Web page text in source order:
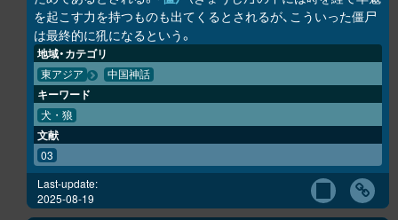
を起こす力を持つものも出てくるとされるが、こういった僵尸
は最終的に犼になるという。
地域・カテゴリ
東アジア 中国神話
キーワード
犬・狼
文献
03
Last-update:
2025-08-19